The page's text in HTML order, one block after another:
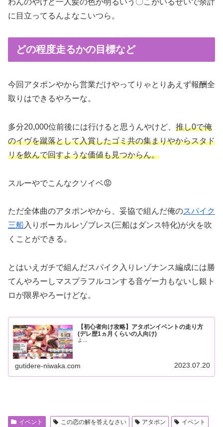
に目立ってるんよなこいつら。
どの程度走るかの目標など
今回アタポンやから営業だけやってりゃとりあえず報酬全
取りはできるやろーな。
多分20,000位前後には行けると思うんやけど、 推し0で俺
のイヴを蹴落として入賞したゴミ共の集まりやからスタド
リを飲んで回すような価値も見つからん。
スルーやでこんなクソイベ😡
ただ全体曲のアタポンやから、妥協で組んだ俺のスパイク
三船入りボーカルレゾブレス(三船はダンス特化)が火を吹
くことができる。
とはいえガチで組んだスパイク入りレゾナンス編成には勝
てんやろーしマスプラフルコンする音ゲー力もないし銀ト
ロが限界やろーけどな。
【初心者向け攻略】アタポンイベントの走り方
(デレ歴1ヵ月くらいの人向け)
よ...
gutidere-niwaka.com 2023.07.20
イベント この恋の解を答えなさい アタポン
イベント